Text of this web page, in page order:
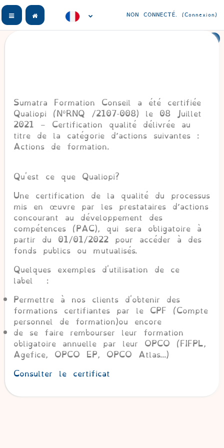
Passer au contenu principal
Panneau latéral NON CONNECTÉ. (Connexion)
Sumatra Formation Conseil a été certifiée
Qualiopi (N°RNQ /2107-008) le 08 Juillet
2021 – Certification qualité délivrée au
titre de la catégorie d’actions suivantes :
Actions de formation.
Qu'est ce que Qualiopi?
Une certification de la qualité du processus
mis en œuvre par les prestataires d’actions
concourant au développement des
compétences (PAC), qui sera obligatoire à
partir du 01/01/2022 pour accéder à des
fonds publics ou mutualisés.
Quelques exemples d'utilisation de ce
label :
Permettre à nos clients d'obtenir des
formations certifiantes par le CPF (Compte
personnel de formation)ou encore
de se faire rembourser leur formation
obligatoire annuelle par leur OPCO (FIFPL,
Agefice, OPCO EP, OPCO Atlas...)
Consulter le certificat